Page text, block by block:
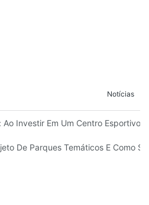
Notícias
Modoqi De Wuhan, Com 13.000
Investir Em Um Centro Esportivo
De Parques Temáticos E Como